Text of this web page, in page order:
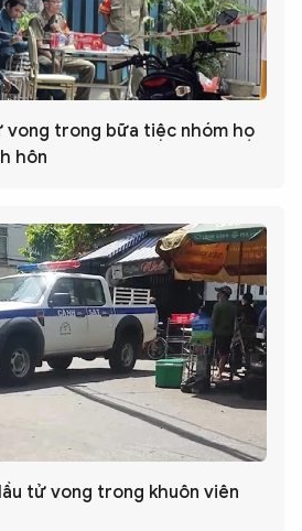
vong trong bữa tiệc nhóm họ
hôn
tử vong trong khuôn viên